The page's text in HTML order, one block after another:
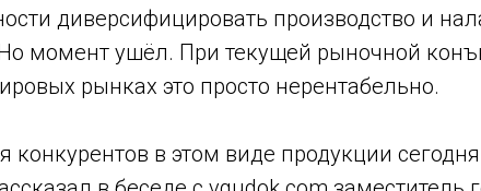
диверсифицировать производство и
момент ушёл. При текущей рыночной
рынках это просто нерентабельно.
конкурентов в этом виде продукции